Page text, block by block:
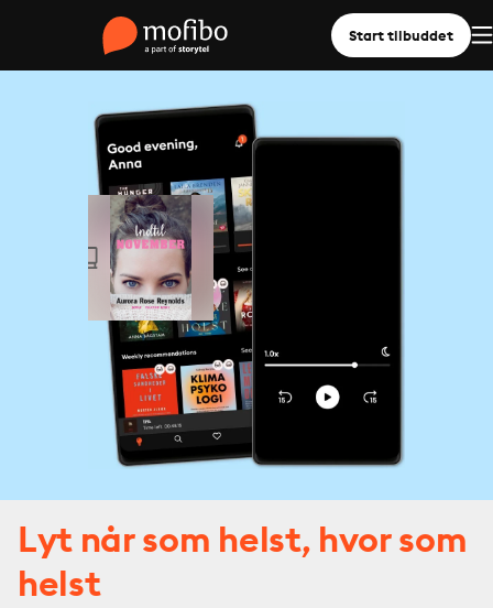
Start tilbuddet
Lyt når som helst, hvor som
helst